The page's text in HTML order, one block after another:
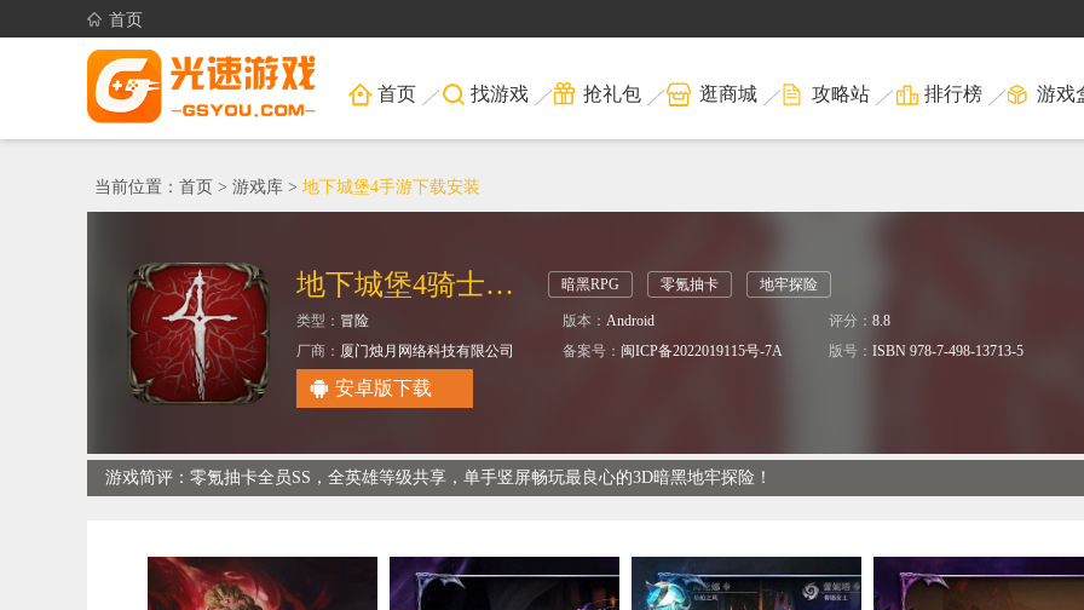
首页
首页 找游戏 抢礼包 逛商城 攻略站 排行榜 游戏
当前位置： 首页 > 游戏库 > 地下城堡4手游下载安装
地下城堡4骑士与破碎编年史 暗黑RPG 零氪抽卡 地牢探险
类型： 冒险 版本： Android 评分： 8.8
厂商： 厦门烛月网络科技有限公司 备案号： 闽ICP备2022019115号-7A 版号： ISBN 978-7-498-13713-5
大小：
388.76M
安卓版下载
游戏简评：零氪抽卡全员SS，全英雄等级共享，单手竖屏畅玩最良心的3D暗黑地牢探险！